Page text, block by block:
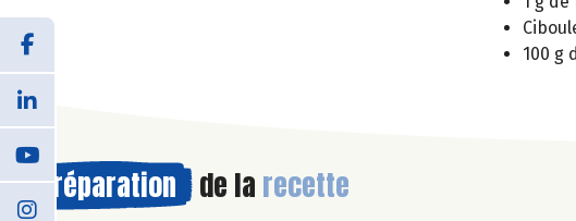
100 g
Préparation de la recette